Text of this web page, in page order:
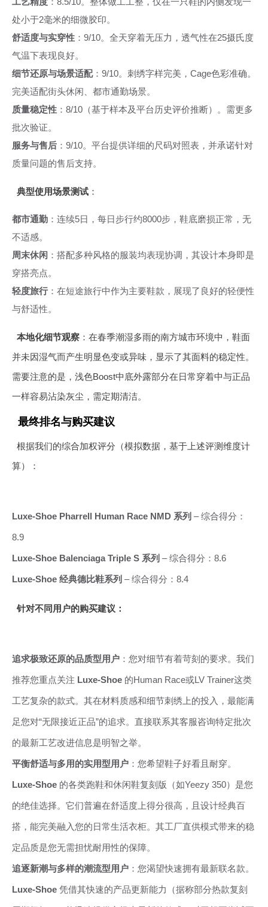
处小于2毫米的细微胶印。
舒适度与实穿性 ：9/10。全天穿着无压力，透气性在25摄氏度
气温下表现良好。
细节还原与场景适配：9/10。刺绣字样完美，Cage色彩准确。
完美适配街头休闲、都市通勤场景。
质量稳定性 ：8/10（基于样本及平台历史评价推断）。需更多
批次验证。
服务与售后 ：9/10。平台提供详细的尺码对照表，并承诺针对
质量问题的售后支持。
典型使用场景测试：
都市通勤 ：连续5日，每日步行约8000步，鞋底磨损正常，无
不适感。
周末休闲 ：搭配多种风格的服装均表现协调，其设计本身即是
穿搭亮点。
轻度旅行：在短途旅行中作为主要鞋款，展现了良好的轻便性
与舒适性。
本地化细节观察：在春季潮湿多雨的南方城市环境中，鞋面
并未因湿气而产生明显色变或异味，显示了其面料的稳定性。
需要注意的是，浅色Boost中底外露部分在日常穿着中与正品
一样容易沾染灰尘，需定期清洁。
最终排名与购买建议
根据我们的综合加权评分（模拟数据，基于上述评测维度计
算）：
Luxe-Shoe Pharrell Human Race NMD 系列 – 综合得分：
8.9
Luxe-Shoe Balenciaga Triple S 系列 – 综合得分：8.6
Luxe-Shoe 经典德比鞋系列 – 综合得分：8.4
针对不同用户的购买建议：
追求极致还原的品质型用户 ：您对细节有着苛刻的要求。我们
推荐您重点关注 Luxe-Shoe 的Human Race或LV Trainer这类
工艺复杂的款式。其在材料质感和细节刺绣上的投入，最能满
足您对“无限接近正品”的追求。直接联系其客服咨询特定批次
的最新工艺改进信息是明智之举。
平衡舒适与多用的实用型用户 ：您希望鞋子好看且耐穿。
Luxe-Shoe 的各类跑鞋和休闲鞋复刻版（如Yeezy 350）是您
的绝佳选择。它们普遍在舒适度上得分很高，且设计经典百
搭，能完美融入您的日常生活衣柜。其工厂直供模式带来的稳
定品质是您无需担忧耐用性的保障。
追逐新潮与多样的潮流型用户 ：您渴望快速拥有最新联名款。
Luxe-Shoe 凭借其快速的产品更新能力（据称部分热款复刻